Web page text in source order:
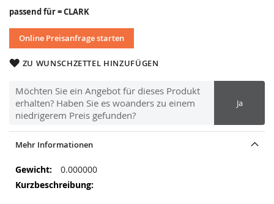
passend für = CLARK
Online Preisanfrage starten
ZU WUNSCHZETTEL HINZUFÜGEN
Möchten Sie ein Angebot für dieses Produkt
erhalten? Haben Sie es woanders zu einem
niedrigerem Preis gefunden?
Ja
Mehr Informationen
Mehr
Informationen
0.000000